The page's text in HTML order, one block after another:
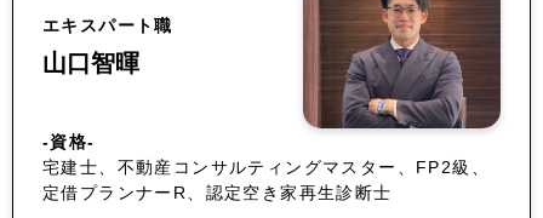
エキスパート職
山口智暉
-資格-
宅建士、不動産コンサルティングマスター、FP2級、
定借プランナーR、認定空き家再生診断士